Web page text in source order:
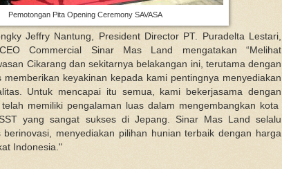
Pemotongan Pita Opening Ceremony SAVASA
Jeffry Nantung, President Director PT. Puradelta Lestari,
Commercial Sinar Mas Land mengatakan “Melihat
Cikarang dan sekitarnya belakangan ini, terutama dengan
memberikan keyakinan kepada kami pentingnya menyediakan
Untuk mencapai itu semua, kami bekerjasama dengan
memiliki pengalaman luas dalam mengembangkan kota
yang sangat sukses di Jepang. Sinar Mas Land selalu
berinovasi, menyediakan pilihan hunian terbaik dengan harga
Indonesia."